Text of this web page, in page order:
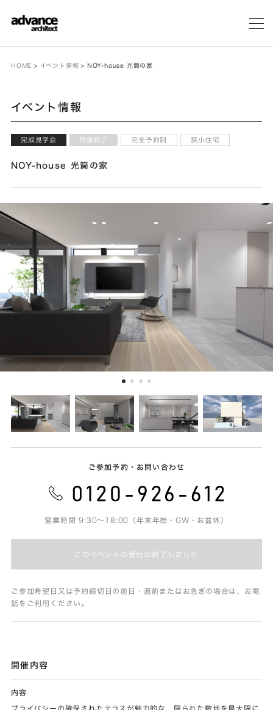
メ
HOME > イベント情報 > NOY-house 光筒の家
イベント情報
完成見学会 開催終了 完全予約制 狭小住宅
NOY-house 光筒の家
ご参加予約・お問い合わせ
営業時間 9:30～18:00（年末年始・GW・お盆休）
このイベントの受付は終了しました
ご参加希望日又は予約締切日の前日・直前またはお急ぎの場合は、お電
話をご利用ください。
開催内容
内容
プライバシーの確保されたテラスが魅力的な、限られた敷地を最大限に